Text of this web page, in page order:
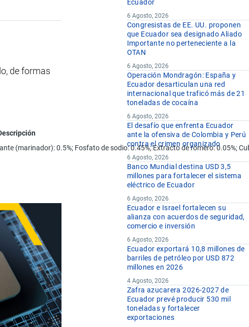
de formas
(marinador): 0.5%; Fosfato de sodio: 0.45%; Extracto de romero: 0.05%;
Ecuador
6 Agosto, 2026
Congresistas de EE. UU. proponen
que Ecuador sea designado Aliado
Importante no perteneciente a la
OTAN
6 Agosto, 2026
Operación Mondragón: España y
Ecuador desarticulan una red
internacional que traficó más de 21
toneladas de cocaína
6 Agosto, 2026
El desafío que enfrenta Ecuador
ante la ofensiva de Colombia y Perú
contra el crimen organizado
6 Agosto, 2026
Banco Mundial destina USD 3,5
millones para fortalecer el sistema
eléctrico de Ecuador
6 Agosto, 2026
Ecuador e Israel fortalecen su
alianza con acuerdos de seguridad,
comercio e inversión
6 Agosto, 2026
Ecuador exportará 10,8 millones de
barriles de petróleo por USD 872
millones en 2026
4 Agosto, 2026
Zafra azucarera 2026-2027 de
Ecuador prevé producir 530 mil
toneladas y fortalecer
exportaciones